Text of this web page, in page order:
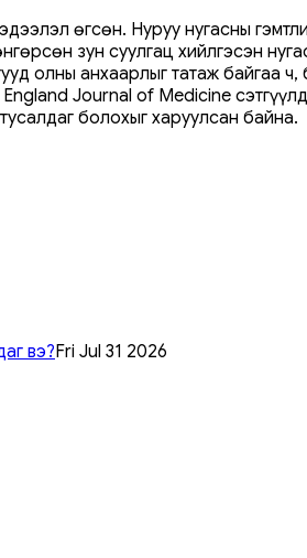
өгсөн. Нуруу нугасны
зун суулгац хийлгэсэн
олны анхаарлыг татаж байгаа
Journal of Medicine
болохыг харуулсан байна.
вэ?Fri Jul 31 2026